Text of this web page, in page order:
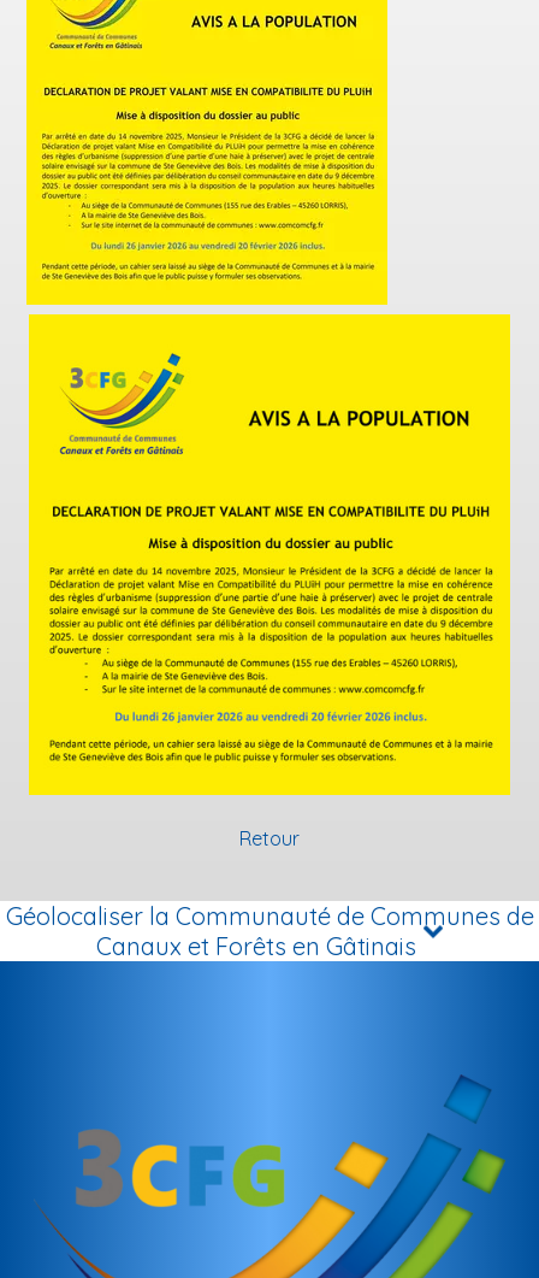
Retour
Géolocaliser la Communauté de Communes de
Canaux et Forêts en Gâtinais